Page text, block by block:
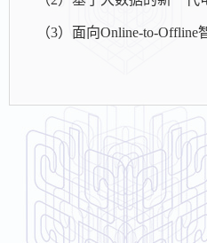
（3）面向Online-to-Offline